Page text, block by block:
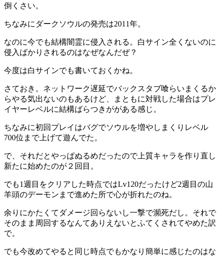
倒くさい。
ちなみにダークソウルの発売は2011年。
なのに今でも結構闇霊に侵入される。白サイン全くないのに
侵入ばかりされるのはなぜなんだぜ？
今度は白サインでも書いておくかね。
さておき。ネットワーク遅延でバックスタブ喰らいまくるか
らやる気出ないのもあるけど、まともに対戦した場合はプレ
イヤーレベルに結構ばらつきががある感じ。
ちなみに初回プレイはバグでソウルを増やしまくりレベル
700位まで上げて遊んでた。
で、それだとやっぱぬるめだったので上質キャラを作り直し
新たに始めたのが２回目。
でも1週目をクリアした時点ではLv120だったけど2週目の山
羊頭のデーモンまで進めた所で心が折れたのね。
余りにかたくてダメージ回らないし一撃で瀕死だし。それで
そのまま周回するなんてありえないとふてくされてやめた訳
で。
でも今改めてやると同じ時点でもかなり簡単に感じたのはな